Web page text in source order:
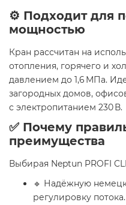
⚙️ Подходит для
мощностью
Кран рассчитан на
отопления, горячего и
давлением до 1,6 МПа.
загородных домов,
с электропитанием 230 В.
✅ Почему
преимущества
Выбирая Neptun PROFI
🔹 Надёжную
регулировку потока.